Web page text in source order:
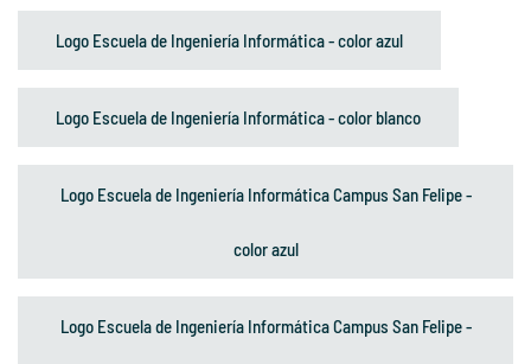
Logo Escuela de Ingeniería Informática - color azul
Logo Escuela de Ingeniería Informática - color blanco
Logo Escuela de Ingeniería Informática Campus San Felipe -
color azul
Logo Escuela de Ingeniería Informática Campus San Felipe -